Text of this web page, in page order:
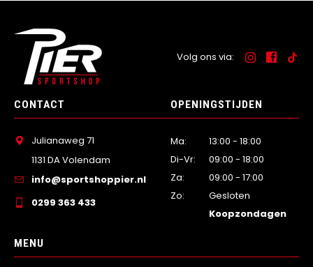
Volg ons via:
CONTACT
Julianaweg 71
1131 DA Volendam
info@sportshoppier.nl
0299 363 433
OPENINGSTIJDEN
Ma:
13:00 - 18:00
Di-Vr:
09:00 - 18:00
Za:
09:00 - 17:00
Zo:
Gesloten
Koopzondagen
MENU